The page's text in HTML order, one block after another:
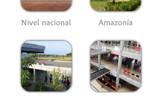
Nivel nacional Amazonía